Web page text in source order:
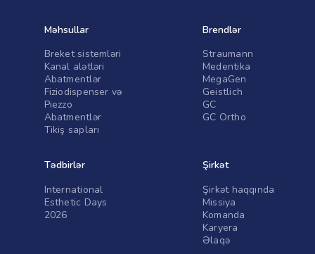
Məhsullar
Breket sistemləri
Kanal alətləri
Abatmentlər
Fiziodispenser və
Piezzo
Abatmentlər
Tikiş sapları
Brendlər
Straumann
Medentika
MegaGen
Geistlich
GC
GC Ortho
Tədbirlər
International
Esthetic Days
2026
Şirkət
Şirkət haqqında
Missiya
Komanda
Karyera
Əlaqə